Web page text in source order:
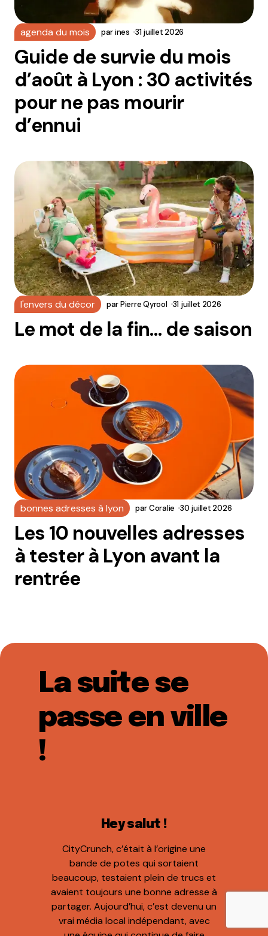
agenda du mois parines 31 juillet 2026
Guide de survie du mois
d’août à Lyon : 30 activités
pour ne pas mourir
d’ennui
l'envers du décor parPierre Qyrool 31 juillet 2026
Le mot de la fin… de saison
bonnes adresses à lyon parCoralie 30 juillet 2026
Les 10 nouvelles adresses
à tester à Lyon avant la
rentrée
La suite se
passe en ville
!
Hey salut !
CityCrunch, c’était à l’origine une
bande de potes qui sortaient
beaucoup, testaient plein de trucs et
avaient toujours une bonne adresse à
partager. Aujourd’hui, c’est devenu un
vrai média local indépendant, avec